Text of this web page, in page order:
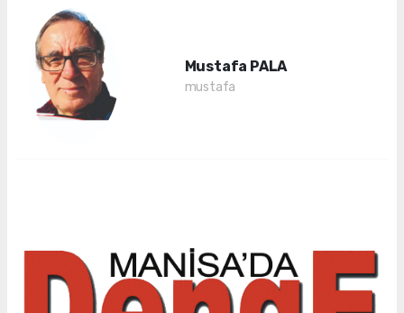
Mustafa PALA
mustafa